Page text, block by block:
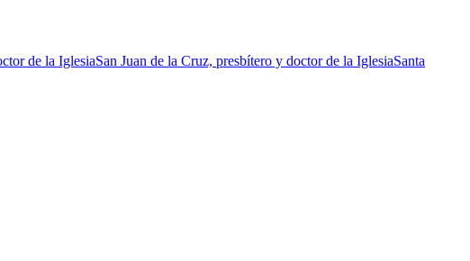
de la IglesiaSan Juan de la Cruz, presbítero y doctor de la IglesiaSanta